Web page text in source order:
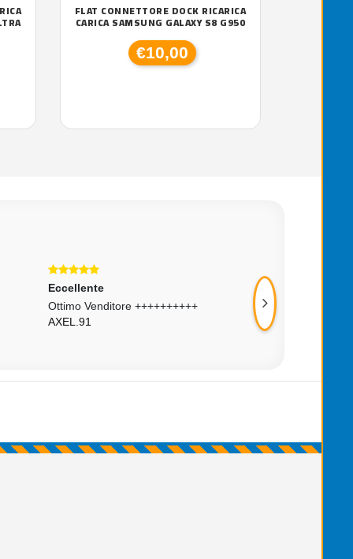
FLAT CONNETTORE DOCK RICARICA
CARICA SAMSUNG GALAXY S8 G950
€10,00
Eccellente
Ottimo Venditore ++++++++++
AXEL.91
Eccellente
Venditore E
Molto Soddisfatto